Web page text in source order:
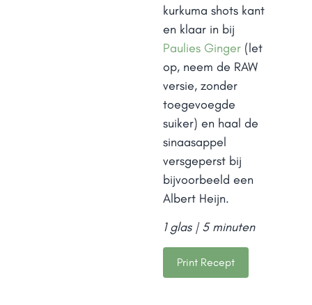
kurkuma shots kant
en klaar in bij
Paulies Ginger (let
op, neem de RAW
versie, zonder
toegevoegde
suiker) en haal de
sinaasappel
versgeperst bij
bijvoorbeeld een
Albert Heijn.
1 glas | 5 minuten
Print Recept